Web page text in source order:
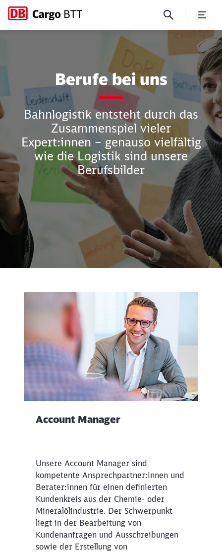
Schließen
Schließen
Rückruf
Berufe bei uns
Bahnlogistik entsteht durch das
Zusammenspiel vieler
Expert:innen – genauso vielfältig
wie die Logistik sind unsere
Berufsbilder
Account Manager
Unsere Account Manager sind
kompetente Ansprechpartner:innen und
Berater:innen für einen definierten
Kundenkreis aus der Chemie- oder
Mineralölindustrie. Der Schwerpunkt
liegt in der Bearbeitung von
Kundenanfragen und Ausschreibungen
sowie der Erstellung von